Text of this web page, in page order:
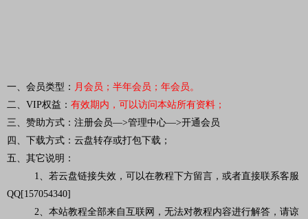
一、会员类型： 月会员；半年会员；年会员。
二、VIP权益： 有效期内，可以访问本站所有资料 ；
三、赞助方式：注册会员—>管理中心—>开通会员
四、下载方式：云盘转存或打包下载；
五、其它说明：
1、若云盘链接失效，可以在教程下方留言，或者直接联系客服
QQ[157054340]
2、本站教程全部来自互联网，无法对教程内容进行解答，请谅